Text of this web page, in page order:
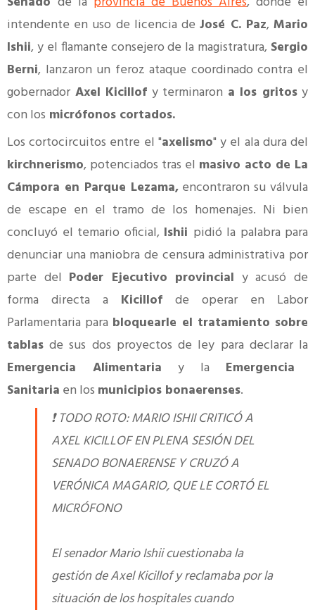
intendente en uso de licencia deJosé C. Paz,Mario
Ishii, y el flamante consejero de la magistratura, Sergio
Berni, lanzaron un feroz ataque coordinado contra el
gobernador Axel Kicillof y terminaron a los gritosy
con los micrófonos cortados.
Los cortocircuitos entre el "axelismo" y el ala dura del
kirchnerismo, potenciados tras el masivo acto de La
Cámpora en Parque Lezama,encontraron su válvula
de escape en el tramo de los homenajes. Ni bien
concluyó el temario oficial, Ishii pidió la palabra para
denunciar una maniobra de censura administrativa por
parte del Poder Ejecutivo provincial y acusó de
forma directa a Kicillofde operar en Labor
Parlamentaria para bloquearle el tratamiento sobre
tablas de sus dos proyectos de ley para declarar la
Emergencia Alimentaria y la Emergencia
Sanitaria en los municipios bonaerenses.
❗️ TODO ROTO: MARIO ISHII CRITICÓ A
AXEL KICILLOF EN PLENA SESIÓN DEL
SENADO BONAERENSE Y CRUZÓ A
VERÓNICA MAGARIO, QUE LE CORTÓ EL
MICRÓFONO
El senador Mario Ishii cuestionaba la
gestión de Axel Kicillof y reclamaba por la
situación de los hospitales cuando